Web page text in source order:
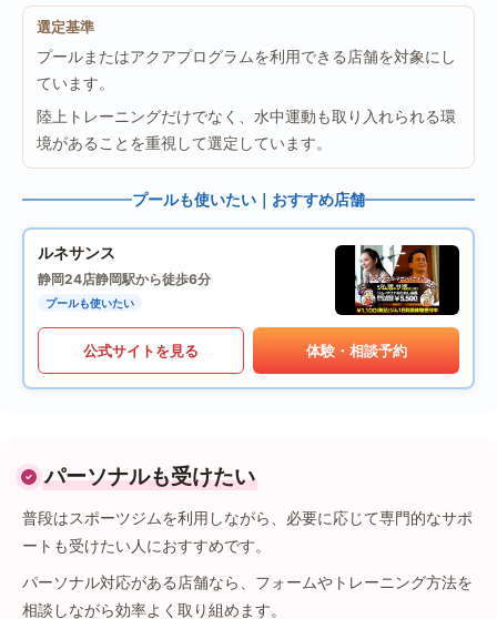
選定基準
プールまたはアクアプログラムを利用できる店舗を対象にし
ています。
陸上トレーニングだけでなく、水中運動も取り入れられる環
境があることを重視して選定しています。
プールも使いたい｜おすすめ店舗
ルネサンス
静岡24店静岡駅から徒歩6分
プールも使いたい
公式サイトを見る 体験・相談予約
パーソナルも受けたい
普段はスポーツジムを利用しながら、必要に応じて専門的なサポ
ートも受けたい人におすすめです。
パーソナル対応がある店舗なら、フォームやトレーニング方法を
相談しながら効率よく取り組めます。